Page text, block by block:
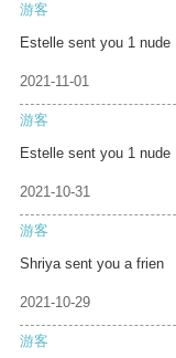
游客
Estelle sent you 1 nude
2021-11-01
游客
Estelle sent you 1 nude
2021-10-31
游客
Shriya sent you a frien
2021-10-29
游客